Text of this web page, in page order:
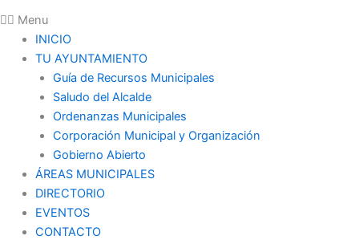
Menu
INICIO
TU AYUNTAMIENTO
Guía de Recursos Municipales
Saludo del Alcalde
Ordenanzas Municipales
Corporación Municipal y Organización
Gobierno Abierto
ÁREAS MUNICIPALES
DIRECTORIO
EVENTOS
CONTACTO